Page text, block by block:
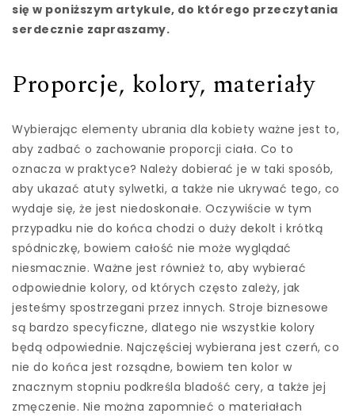
się w poniższym artykule, do którego przeczytania
serdecznie zapraszamy.
Proporcje, kolory, materiały
Wybierając elementy ubrania dla kobiety ważne jest to,
aby zadbać o zachowanie proporcji ciała. Co to
oznacza w praktyce? Należy dobierać je w taki sposób,
aby ukazać atuty sylwetki, a także nie ukrywać tego, co
wydaje się, że jest niedoskonałe. Oczywiście w tym
przypadku nie do końca chodzi o duży dekolt i krótką
spódniczkę, bowiem całość nie może wyglądać
niesmacznie. Ważne jest również to, aby wybierać
odpowiednie kolory, od których często zależy, jak
jesteśmy spostrzegani przez innych. Stroje biznesowe
są bardzo specyficzne, dlatego nie wszystkie kolory
będą odpowiednie. Najczęściej wybierana jest czerń, co
nie do końca jest rozsądne, bowiem ten kolor w
znacznym stopniu podkreśla bladość cery, a także jej
zmęczenie. Nie można zapomnieć o materiałach